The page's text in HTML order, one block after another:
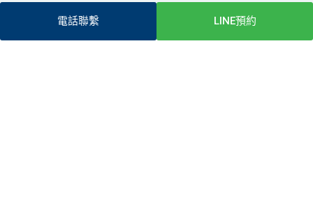
電話聯繫 LINE預約